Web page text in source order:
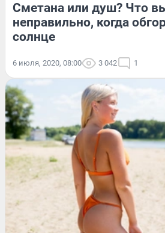
Сметана или душ? Что
неправильно, когда
солнце
6 июля, 2020, 08:00 3 042 1